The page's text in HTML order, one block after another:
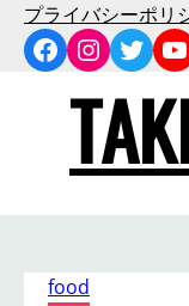
プライバシーポリ
Facebook
food